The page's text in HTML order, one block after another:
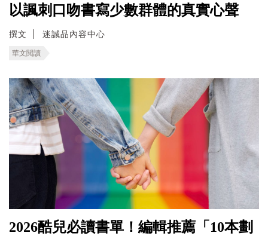
以諷刺口吻書寫少數群體的真實心聲
撰文 迷誠品內容中心
華文閱讀
2026酷兒必讀書單！編輯推薦「10本劃